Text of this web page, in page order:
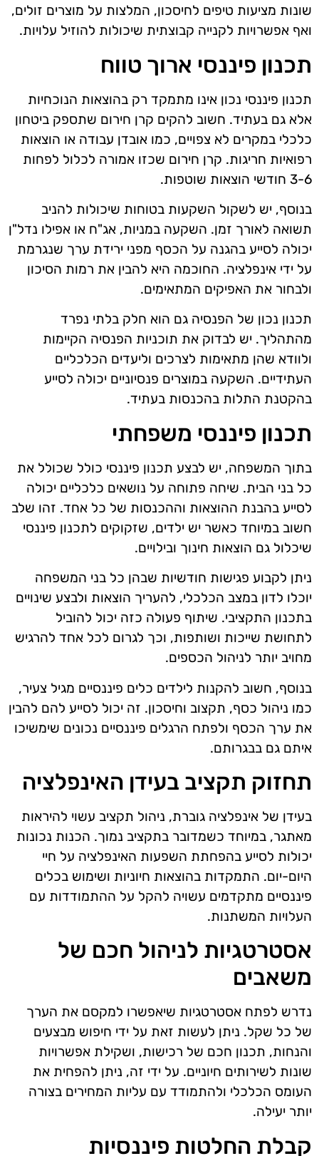
שונות מציעות טיפים לחיסכון, המלצות על מוצרים זולים,
ואף אפשרויות לקנייה קבוצתית שיכולות להוזיל עלויות.
תכנון פיננסי ארוך טווח
תכנון פיננסי נכון אינו מתמקד רק בהוצאות הנוכחיות
אלא גם בעתיד. חשוב להקים קרן חירום שתספק ביטחון
כלכלי במקרים לא צפויים, כמו אובדן עבודה או הוצאות
רפואיות חריגות. קרן חירום שכזו אמורה לכלול לפחות
3-6 חודשי הוצאות שוטפות.
בנוסף, יש לשקול השקעות בטוחות שיכולות להניב
תשואה לאורך זמן. השקעה במניות, אג"ח או אפילו נדל"ן
יכולה לסייע בהגנה על הכסף מפני ירידת ערך שנגרמת
על ידי אינפלציה. החוכמה היא להבין את רמות הסיכון
ולבחור את האפיקים המתאימים.
תכנון נכון של הפנסיה גם הוא חלק בלתי נפרד
מהתהליך. יש לבדוק את תוכניות הפנסיה הקיימות
ולוודא שהן מתאימות לצרכים וליעדים הכלכליים
העתידיים. השקעה במוצרים פנסיוניים יכולה לסייע
בהקטנת התלות בהכנסות בעתיד.
תכנון פיננסי משפחתי
בתוך המשפחה, יש לבצע תכנון פיננסי כולל שכולל את
כל בני הבית. שיחה פתוחה על נושאים כלכליים יכולה
לסייע בהבנת ההוצאות וההכנסות של כל אחד. זהו שלב
חשוב במיוחד כאשר יש ילדים, שזקוקים לתכנון פיננסי
שיכלול גם הוצאות חינוך ובילויים.
ניתן לקבוע פגישות חודשיות שבהן כל בני המשפחה
יוכלו לדון במצב הכלכלי, להעריך הוצאות ולבצע שינויים
בתכנון התקציבי. שיתוף פעולה כזה יכול להוביל
לתחושת שייכות ושותפות, וכך לגרום לכל אחד להרגיש
מחויב יותר לניהול הכספים.
בנוסף, חשוב להקנות לילדים כלים פיננסיים מגיל צעיר,
כמו ניהול כסף, תקצוב וחיסכון. זה יכול לסייע להם להבין
את ערך הכסף ולפתח הרגלים פיננסיים נכונים שימשיכו
איתם גם בבגרותם.
תחזוק תקציב בעידן האינפלציה
בעידן של אינפלציה גוברת, ניהול תקציב עשוי להיראות
מאתגר, במיוחד כשמדובר בתקציב נמוך. הכנות נכונות
יכולות לסייע בהפחתת השפעות האינפלציה על חיי
היום-יום. התמקדות בהוצאות חיוניות ושימוש בכלים
פיננסיים מתקדמים עשויה להקל על ההתמודדות עם
העלויות המשתנות.
אסטרטגיות לניהול חכם של
משאבים
נדרש לפתח אסטרטגיות שיאפשרו למקסם את הערך
של כל שקל. ניתן לעשות זאת על ידי חיפוש מבצעים
והנחות, תכנון חכם של רכישות, ושקילת אפשרויות
שונות לשירותים חיוניים. על ידי זה, ניתן להפחית את
העומס הכלכלי ולהתמודד עם עליות המחירים בצורה
יותר יעילה.
קבלת החלטות פיננסיות